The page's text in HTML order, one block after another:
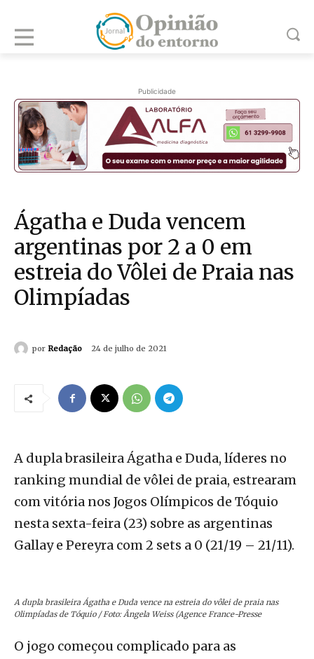
Publicidade
Ágatha e Duda vencem
argentinas por 2 a 0 em
estreia do Vôlei de Praia nas
Olimpíadas
por Redação 24 de julho de 2021
A dupla brasileira Ágatha e Duda, líderes no
ranking mundial de vôlei de praia, estrearam
com vitória nos Jogos Olímpicos de Tóquio
nesta sexta-feira (23) sobre as argentinas
Gallay e Pereyra com 2 sets a 0 (21/19 – 21/11).
A dupla brasileira Ágatha e Duda vence na estreia do vôlei de praia nas
Olimpíadas de Tóquio / Foto: Ângela Weiss (Agence France-Presse
O jogo começou complicado para as